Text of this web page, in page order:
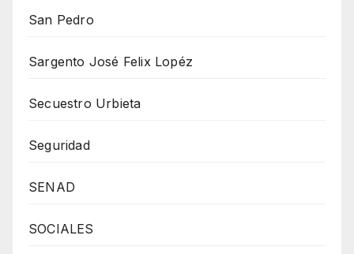
San Pedro
Sargento José Felix Lopéz
Secuestro Urbieta
Seguridad
SENAD
SOCIALES